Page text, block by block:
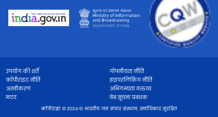
उपयोग की शर्तें
गोपनीयता नीति
कॉपीराइट नीति
हाइपरलिंकिंग नीति
अस्वीकरण
अभिगम्यता वक्तव्य
मदद
वेब सूचना प्रबंधक
कॉपीराइट © 2024 © भारतीय जन संचार संस्थान, सर्वाधिकार सुरक्षित